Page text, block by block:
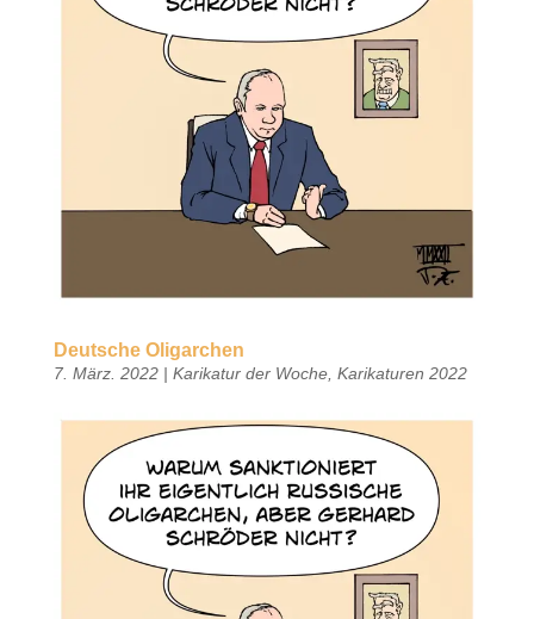
Deutsche Oligarchen
7. März. 2022| Karikatur der Woche, Karikaturen 2022